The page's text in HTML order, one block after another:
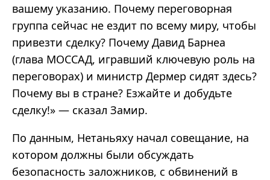
вашему указанию. Почему переговорная
группа сейчас не ездит по всему миру, чтобы
привезти сделку? Почему Давид Барнеа
(глава МОССАД, игравший ключевую роль на
переговорах) и министр Дермер сидят здесь?
Почему вы в стране? Езжайте и добудьте
сделку!» — сказал Замир.
По данным, Нетаньяху начал совещание, на
котором должны были обсуждать
безопасность заложников, с обвинений в